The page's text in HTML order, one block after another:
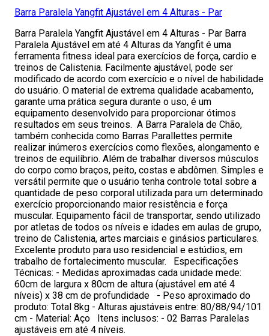
Barra Paralela Yangfit Ajustável em 4 Alturas - Par
Barra Paralela Yangfit Ajustável em 4 Alturas - Par Barra
Paralela Ajustável em até 4 Alturas da Yangfit é uma
ferramenta fitness ideal para exercícios de força, cardio e
treinos de Calistenia. Facilmente ajustável, pode ser
modificado de acordo com exercício e o nível de habilidade
do usuário. O material de extrema qualidade acabamento,
garante uma prática segura durante o uso, é um
equipamento desenvolvido para proporcionar ótimos
resultados em seus treinos. A Barra Paralela de Chão,
também conhecida como Barras Parallettes permite
realizar inúmeros exercícios como flexões, alongamento e
treinos de equilíbrio. Além de trabalhar diversos músculos
do corpo como braços, peito, costas e abdômen. Simples e
versátil permite que o usuário tenha controle total sobre a
quantidade de peso corporal utilizada para um determinado
exercício proporcionando maior resistência e força
muscular. Equipamento fácil de transportar, sendo utilizado
por atletas de todos os níveis e idades em aulas de grupo,
treino de Calistenia, artes marciais e ginásios particulares.
Excelente produto para uso residencial e estúdios, em
trabalho de fortalecimento muscular. Especificações
Técnicas: - Medidas aproximadas cada unidade mede:
60cm de largura x 80cm de altura (ajustável em até 4
níveis) x 38 cm de profundidade - Peso aproximado do
produto: Total 8kg - Alturas ajustáveis entre: 80/88/94/101
cm - Material: Aço Itens inclusos: - 02 Barras Paralelas
ajustáveis em até 4 níveis.